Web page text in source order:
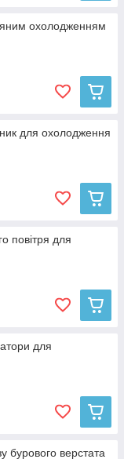
які ми
якістю і
Ми
для
або
можуть
охолодженням
для охолодження
повітря для
для
бурового верстата